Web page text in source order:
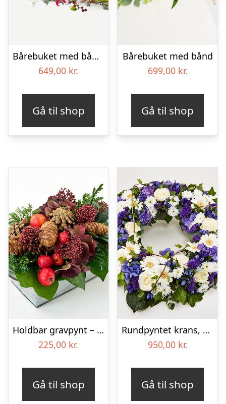
Bårebuket med bånd – Et farverigt farvel
649,00 kr.
Gå til shop
Bårebuket med bånd
699,00 kr.
Gå til shop
Holdbar gravpynt – Blomster til begravelse
225,00 kr.
Gå til shop
Rundpyntet krans, blå og hvid – Blomster til begravelse
950,00 kr.
Gå til shop